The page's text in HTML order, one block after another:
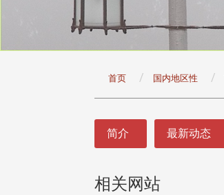
首页 国内地区性
简介 最新动态
相关网站